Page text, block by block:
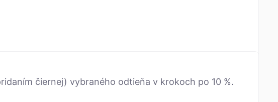
čiernej) vybraného odtieňa v krokoch po 10 %.